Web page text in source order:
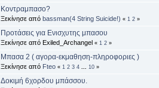
Kοντραμπασο?
Ξεκίνησε από bassman(4 String Suicide!) « 1 2 »
Προτάσεις για Ενισχυτης μπασου
Ξεκίνησε από Exiled_Archangel « 1 2 »
Μπασα 2 ( αγορα-εκμαθηση-πληροφοριες )
Ξεκίνησε από Fteo « 1 2 3 4 10 »
Δοκιμή 6χορδου μπάσσου.